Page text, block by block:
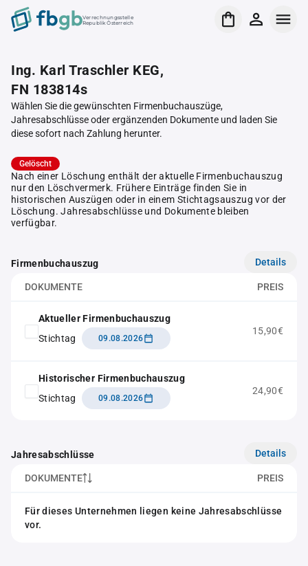
Verrechnungsstelle
Republik Österreich
Ing. Karl Traschler KEG,
FN 183814s
Wählen Sie die gewünschten Firmenbuchauszüge,
Jahresabschlüsse oder ergänzenden Dokumente und laden Sie
diese sofort nach Zahlung herunter.
Gelöscht
Nach einer Löschung enthält der aktuelle Firmenbuchauszug
nur den Löschvermerk. Frühere Einträge finden Sie in
historischen Auszügen oder in einem Stichtagsauszug vor der
Löschung. Jahresabschlüsse und Dokumente bleiben
verfügbar.
Firmenbuchauszug Details
DOKUMENTE PREIS
Aktueller Firmenbuchauszug
Stichtag
09.08.2026
15,90€
Historischer Firmenbuchauszug
Stichtag
09.08.2026
24,90€
Jahresabschlüsse Details
DOKUMENTE PREIS
Für dieses Unternehmen liegen keine Jahresabschlüsse
vor.